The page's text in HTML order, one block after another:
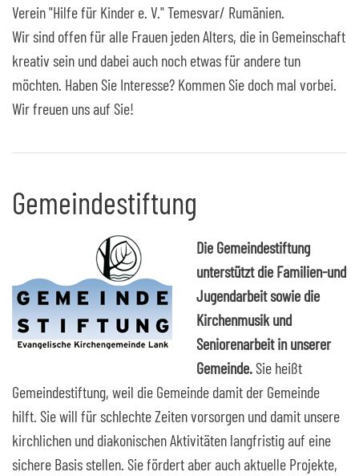
Verein "Hilfe für Kinder e. V." Temesvar/ Rumänien.
Wir sind offen für alle Frauen jeden Alters, die in Gemeinschaft
kreativ sein und dabei auch noch etwas für andere tun
möchten. Haben Sie Interesse? Kommen Sie doch mal vorbei.
Wir freuen uns auf Sie!
Gemeindestiftung
Die Gemeindestiftung
unterstützt die Familien-und
Jugendarbeit sowie die
Kirchenmusik und
Seniorenarbeit in unserer
Gemeinde.Sie heißt
Gemeindestiftung, weil die Gemeinde damit der Gemeinde
hilft. Sie will für schlechte Zeiten vorsorgen und damit unsere
kirchlichen und diakonischen Aktivitäten langfristig auf eine
sichere Basis stellen. Sie fördert aber auch aktuelle Projekte,